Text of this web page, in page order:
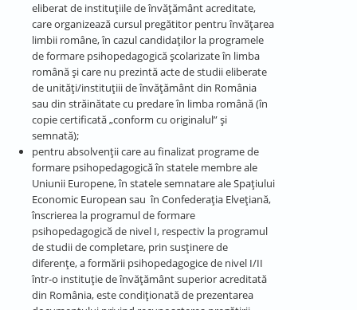
eliberat de instituţiile de învăţământ acreditate,
care organizează cursul pregătitor pentru învăţarea
limbii române, în cazul candidaţilor la programele
de formare psihopedagogică şcolarizate în limba
română şi care nu prezintă acte de studii eliberate
de unităţi/instituţiii de învăţământ din România
sau din străinătate cu predare în limba română (în
copie certificată „conform cu originalul” și
semnată);
pentru absolvenții care au finalizat programe de
formare psihopedagogică în statele membre ale
Uniunii Europene, în statele semnatare ale Spațiului
Economic European sau în Confederația Elvețiană,
înscrierea la programul de formare
psihopedagogică de nivel I, respectiv la programul
de studii de completare, prin susținere de
diferențe, a formării psihopedagogice de nivel I/II
într-o instituție de învățământ superior acreditată
din România, este condiționată de prezentarea